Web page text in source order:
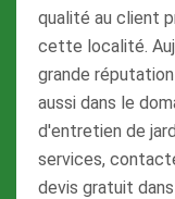
qualité au client
cette localité.
grande
aussi dans le
d'entretien de
services,
devis gratuit